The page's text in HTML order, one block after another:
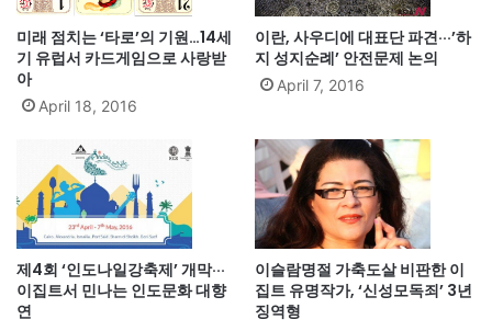
미래 점치는 ‘타로’의 기원…14세
기 유럽서 카드게임으로 사랑받
아
April 18, 2016
이란, 사우디에 대표단 파견···’하
지 성지순례’ 안전문제 논의
April 7, 2016
제4회 ‘인도나일강축제’ 개막···
이집트서 민나는 인도문화 대향
연
이슬람명절 가축도살 비판한 이
집트 유명작가, ‘신성모독죄’ 3년
징역형